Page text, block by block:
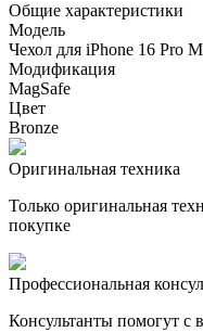
Общие характеристики
Модель
Чехол для iPhone 16 Pro
Модификация
MagSafe
Цвет
Bronze
Оригинальная техника
Только оригинальная
покупке
Профессиональная
Консультанты помогут с